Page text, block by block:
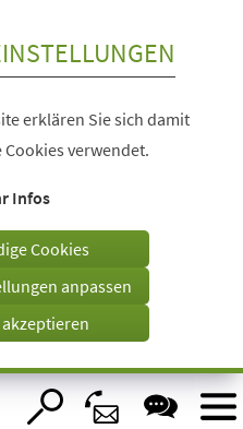
erklären Sie sich damit
verwendet.
Infos
Cookies
anpassen